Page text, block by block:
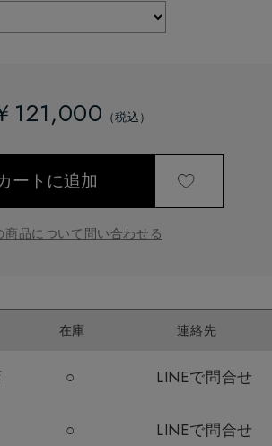
121,000
商品について問い合わせる
在庫 連絡先
○ LINEで問合せ
○ LINEで問合せ